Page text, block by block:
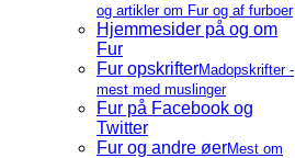
og artikler om Fur og af furboer
Hjemmesider på og om
Fur
Fur opskrifterMadopskrifter -
mest med muslinger
Fur på Facebook og
Twitter
Fur og andre øerMest om